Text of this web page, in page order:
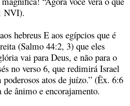
NVI).
hebreus E aos egípcios que é
(Salmo 44:2, 3) que eles
vai para Deus, e não para o
no verso 6, que redimirá Israel
atos de juízo.” (Êx. 6:6
ânimo e encorajamento.